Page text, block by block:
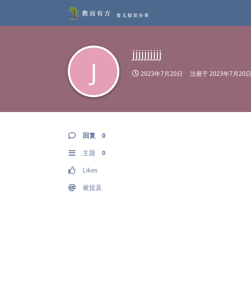
J
jjjjjjjjjj
2023年7月20日 注册于2023年7月20日
回复 0
主题 0
Likes
被提及